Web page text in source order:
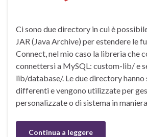
Ci sono due directory in cui è
JAR (Java Archive) per estendere le
Connect, nel mio caso la libreria che
connettersi a MySQL: custom-lib/ e
lib/database/. Le due directory
differenti e vengono utilizzate per
personalizzate o di sistema in
Continua a leggere